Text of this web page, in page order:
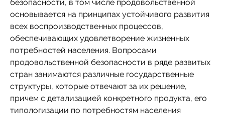
безопасности, в том числе продовольственной
основывается на принципах устойчивого развития
всех воспроизводственных процессов,
обеспечивающих удовлетворение жизненных
потребностей населения. Вопросами
продовольственной безопасности в ряде развитых
стран занимаются различные государственные
структуры, которые отвечают за их решение,
причем с детализацией конкретного продукта, его
типологизации по потребностям населения